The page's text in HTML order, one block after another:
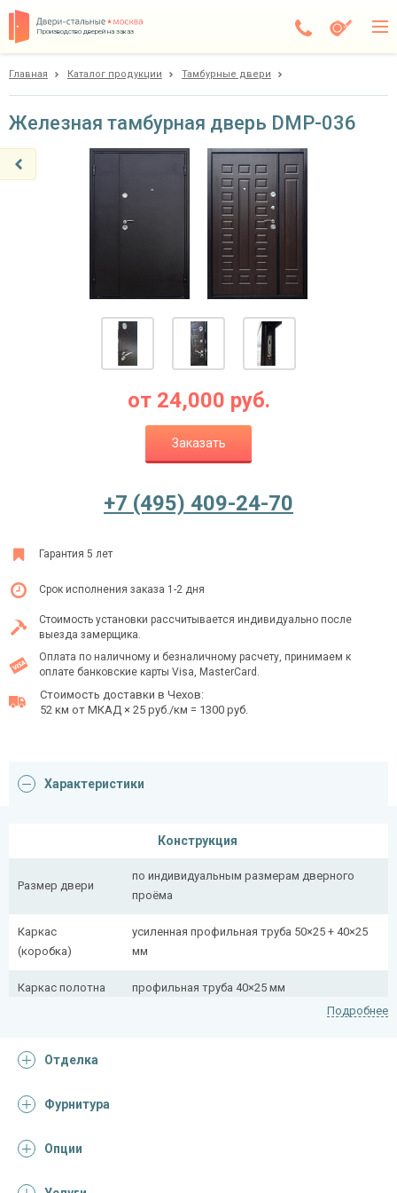
Производство дверей на заказ
Доставка
Покупателям
О компании
Ежедневно с 08:00 до 24:00
+7 (495) 409-24-70
Главная Каталог продукции Тамбурные двери
Железная тамбурная дверь DMP-036
от 24,000 руб.
Заказать
+7 (495) 409-24-70
Гарантия 5 лет
Срок исполнения заказа 1-2 дня
Стоимость установки рассчитывается индивидуально после
выезда замерщика.
Оплата по наличному и безналичному расчету, принимаем к
оплате банковские карты Visa, MasterCard.
Стоимость доставки в Чехов:
52 км от МКАД × 25 руб./км = 1300 руб.
Характеристики
Конструкция
Размер двери
по индивидуальным размерам дверного
проёма
Каркас
(коробка)
усиленная профильная труба 50×25 + 40×25
мм
Каркас полотна профильная труба 40×25 мм
Притворная
Ребра жесткости
Подробнее
Отделка
Фурнитура
Опции